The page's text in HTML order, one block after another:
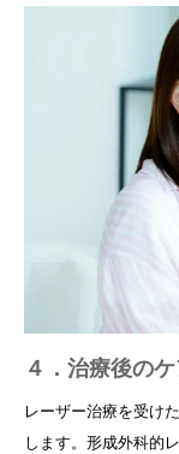
４．治療後の
レーザー治療を受け
します。形成外科的